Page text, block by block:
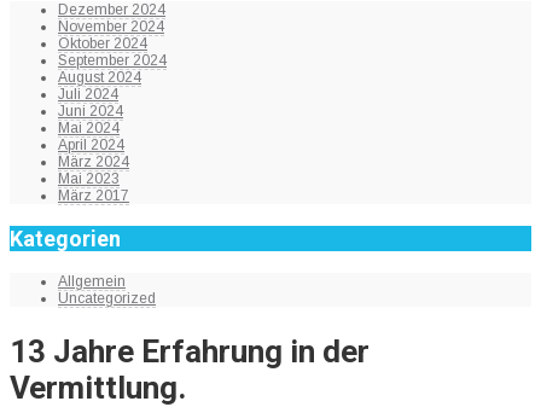
Dezember 2024
November 2024
Oktober 2024
September 2024
August 2024
Juli 2024
Juni 2024
Mai 2024
April 2024
März 2024
Mai 2023
März 2017
Kategorien
Allgemein
Uncategorized
13 Jahre Erfahrung in der
Vermittlung.